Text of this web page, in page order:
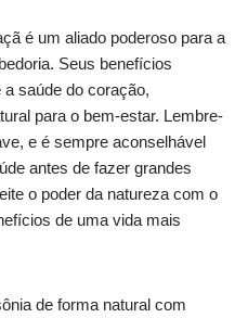
é um aliado poderoso para a
Seus benefícios
saúde do coração,
para o bem-estar. Lembre-
e é sempre aconselhável
antes de fazer grandes
o poder da natureza com o
de uma vida mais
de forma natural com